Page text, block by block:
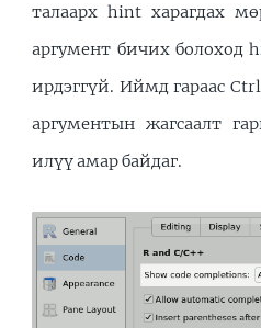
талаарх hint харагдах
аргумент бичих болоход
ирдэггүй. Иймд гараас
аргументын жагсаалт
илүү амар байдаг.